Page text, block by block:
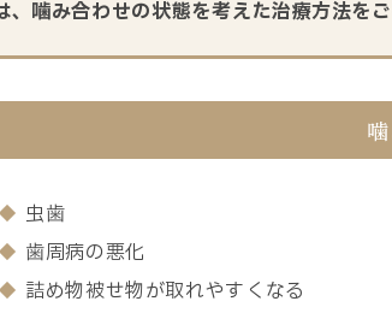
、噛み合わせの状態を考えた治療方法を
虫歯
歯周病の悪化
詰め物被せ物が取れやすくなる